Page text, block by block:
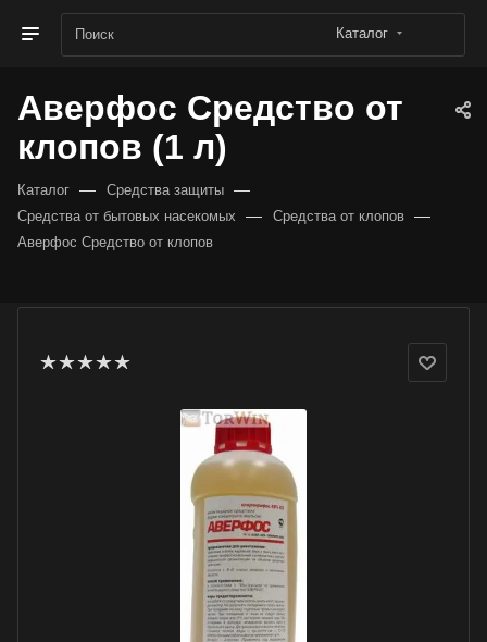
Каталог
Аверфос Средство от
клопов (1 л)
Каталог — Средства защиты —
Средства от бытовых насекомых — Средства от клопов —
Аверфос Средство от клопов